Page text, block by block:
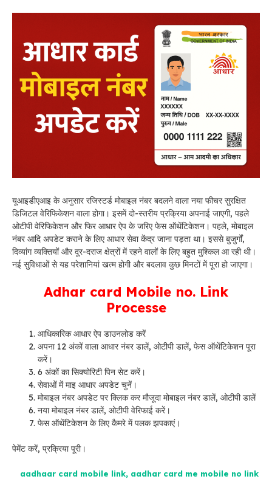
यूआइडीएआइ के अनुसार रजिस्टर्ड मोबाइल नंबर बदलने वाला नया फीचर सुरक्षित
डिजिटल वेरिफिकेशन वाला होगा। इसमें दो-स्तरीय प्रक्रिया अपनाई जाएगी, पहले
ओटीपी वेरिफिकेशन और फिर आधार ऐप के जरिए फेस ऑथेंटिकेशन। पहले, मोबाइल
नंबर आदि अपडेट कराने के लिए आधार सेवा केंद्र जाना पड़ता था। इससे बुजुर्गों,
दिव्यांग व्यक्तियों और दूर-दराज क्षेत्रों में रहने वालों के लिए बहुत मुश्किल आ रही थी।
नई सुविधाओं से यह परेशानियां खत्म होगी और बदलाव कुछ मिनटों में पूरा हो जाएगा।
Adhar card Mobile no. Link
Processe
आधिकारिक आधार ऐप डाउनलोड करें
अपना 12 अंकों वाला आधार नंबर डालें, ओटीपी डालें, फेस ऑथेंटिकेशन पूरा
करें।
6 अंकों का सिक्योरिटी पिन सेट करें।
सेवाओं में माइ आधार अपडेट चुनें।
मोबाइल नंबर अपडेट पर क्लिक कर मौजूदा मोबाइल नंबर डालें, ओटीपी डालें
नया मोबाइल नंबर डालें, ओटीपी वेरिफाई करें।
फेस ऑथेंटिकेशन के लिए कैमरे में पलक झपकाएं।
पेमेंट करें, प्रक्रिया पूरी।
aadhaar card mobile link, aadhar card me mobile no link